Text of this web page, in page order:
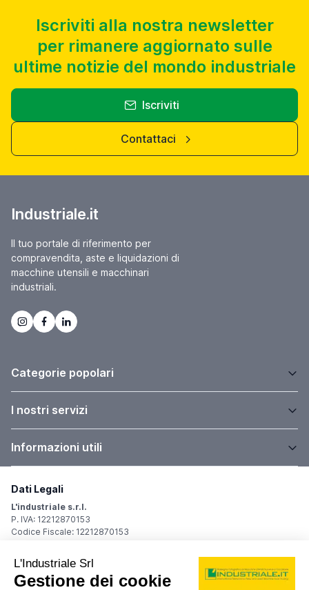
Iscriviti alla nostra newsletter
per rimanere aggiornato sulle
ultime notizie del mondo industriale
Iscriviti
Contattaci
Industriale.it
Il tuo portale di riferimento per
compravendita, aste e liquidazioni di
macchine utensili e macchinari
industriali.
Categorie popolari
I nostri servizi
Informazioni utili
Dati Legali
L'industriale s.r.l.
P. IVA: 12212870153
Codice Fiscale: 12212870153
Sede Legale
Via Carlo Dolci, 32